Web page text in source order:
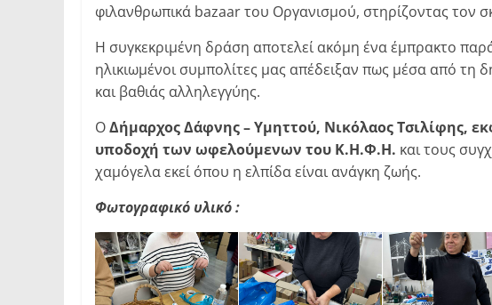
φιλανθρωπικά bazaar του Οργανισμού, στηρίζοντας τον
Η συγκεκριμένη δράση αποτελεί ακόμη ένα έμπρακτο
ηλικιωμένοι συμπολίτες μας απέδειξαν πως μέσα από τη
και βαθιάς αλληλεγγύης.
ΟΔήμαρχος Δάφνης – Υμηττού, Νικόλαος Τσιλίφης,
υποδοχή των ωφελούμενων του Κ.Η.Φ.Η. και τους
χαμόγελα εκεί όπου η ελπίδα είναι ανάγκη ζωής.
Φωτογραφικό υλικό :